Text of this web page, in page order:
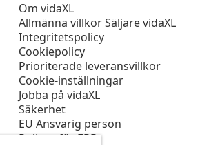
Om vidaXL
Allmänna villkor Säljare vidaXL
Integritetspolicy
Cookiepolicy
Prioriterade leveransvillkor
Cookie-inställningar
Jobba på vidaXL
Säkerhet
EU Ansvarig person
Policyn för EPR